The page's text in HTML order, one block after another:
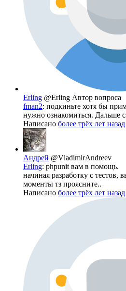
Erling @Erling Автор вопроса
fman2: подкиньте хотя бы
нужно ознакомиться. Дальше
Написано более трёх лет назад
Андрей @VladimirAndreev
Erling: phpunit вам в помощь.
начиная разработку с тестов,
моменты тз проясните..
Написано более трёх лет назад